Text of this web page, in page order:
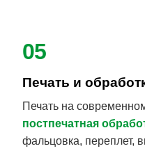
05
Печать и
Печать на
постпечатная
фальцовка, переплет,